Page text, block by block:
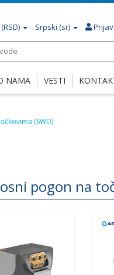
(RSD) Srpski (sr)
NAMA VESTI
(SWD)
pogon na